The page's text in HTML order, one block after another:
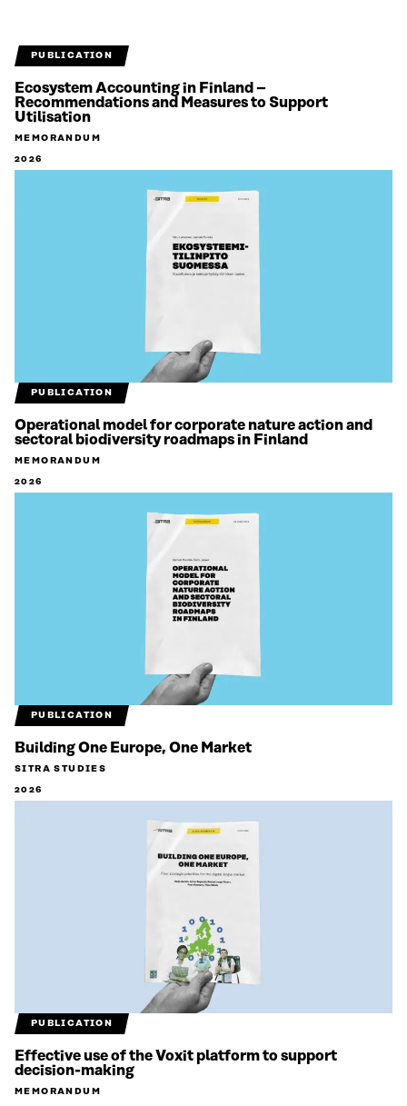
PUBLICATION
Ecosystem Accounting in Finland –
Recommendations and Measures to Support
Utilisation
MEMORANDUM
2026
PUBLICATION
Operational model for corporate nature action and
sectoral biodiversity roadmaps in Finland
MEMORANDUM
2026
PUBLICATION
Building One Europe, One Market
SITRA STUDIES
2026
PUBLICATION
Effective use of the Voxit platform to support
decision-making
MEMORANDUM